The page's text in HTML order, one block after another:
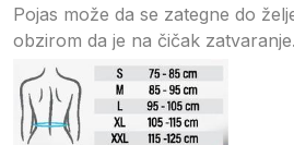
Pojas može da se zategne do
obzirom da je na čičak zatvaranje.